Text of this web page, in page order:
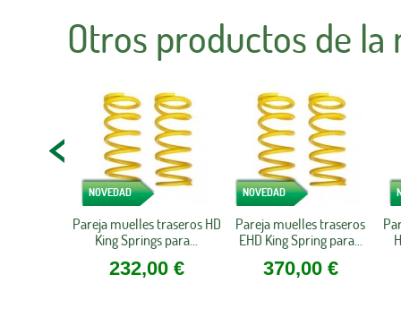
Otros productos de
NOVEDAD
Pareja muelles traseros HD
King Springs para...
232,00 €
NOVEDAD
Pareja muelles traseros
EHD King Spring para...
370,00 €